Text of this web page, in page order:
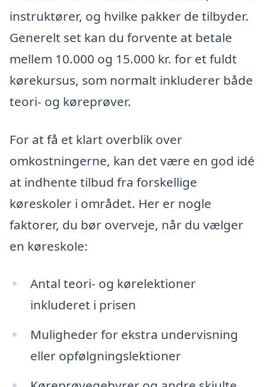
instruktører, og hvilke pakker de tilbyder.
Generelt set kan du forvente at betale
mellem 10.000 og 15.000 kr. for et fuldt
kørekursus, som normalt inkluderer både
teori- og køreprøver.
For at få et klart overblik over
omkostningerne, kan det være en god idé
at indhente tilbud fra forskellige
køreskoler i området. Her er nogle
faktorer, du bør overveje, når du vælger
en køreskole:
Antal teori- og kørelektioner
inkluderet i prisen
Muligheder for ekstra undervisning
eller opfølgningslektioner